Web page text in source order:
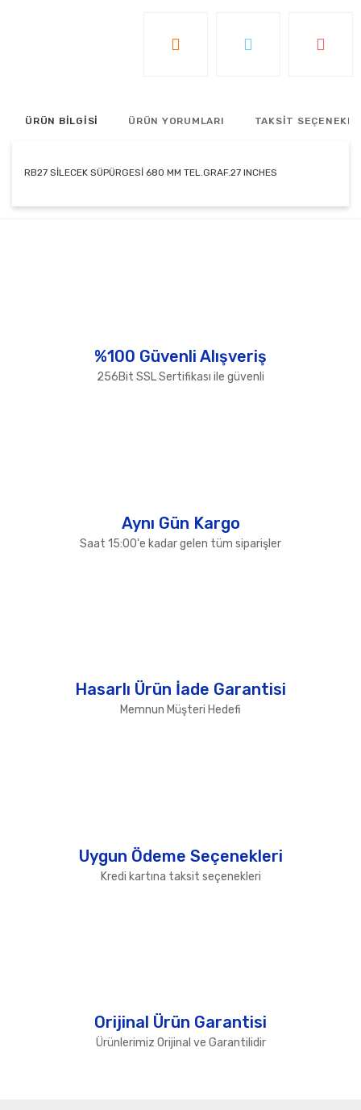
ÜRÜN BİLGİSİ ÜRÜN YORUMLARI TAKSİT
RB27 SİLECEK SÜPÜRGESİ 680 MM TEL.GRAF.27 INCHES
Ürün fiyatı diğer sitelerden daha pahalı.
%100 Güvenli Alışveriş
256Bit SSL Sertifikası ile güvenli
Aynı Gün Kargo
Saat 15:00'e kadar gelen tüm siparişler
Hasarlı Ürün İade Garantisi
Memnun Müşteri Hedefi
Uygun Ödeme Seçenekleri
Kredi kartına taksit seçenekleri
Orijinal Ürün Garantisi
Ürünlerimiz Orijinal ve Garantilidir